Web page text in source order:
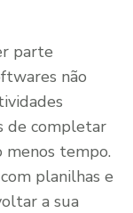
parte
não
de completar
menos tempo.
planilhas e
a sua